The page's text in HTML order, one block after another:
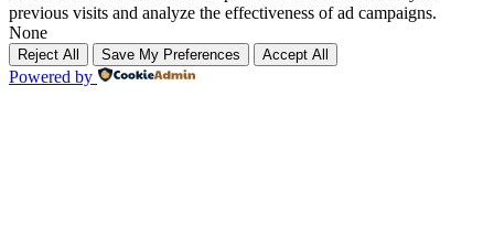
previous visits and analyze the effectiveness of ad campaigns.
None
Reject All Save My Preferences Accept All
Powered by